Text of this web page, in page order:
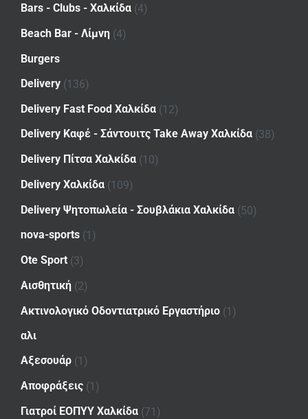
Bars - Clubs - Χαλκίδα (4)
Beach Bar - Λίμνη (4)
Burgers
Delivery (136)
Delivery Fast Food Χαλκίδα (12)
Delivery Καφέ - Σάντουιτς Take Away Χαλκίδα (38)
Delivery Πίτσα Χαλκίδα (10)
Delivery Χαλκίδα (109)
Delivery Ψητοπωλεία - Σουβλάκια Χαλκίδα (50)
nova-sports (1)
Ote Sport (3)
Αισθητική (2)
Ακτινολογικό Οδοντιατρικό Εργαστήριο (1)
αλι
Αξεσουάρ (1)
Αποφράξεις (1)
Γιατροί ΕΟΠΥΥ Χαλκίδα (71)